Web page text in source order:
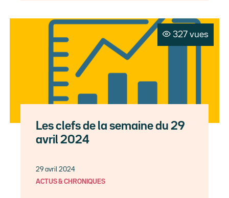
327 vues
Les clefs de la semaine du 29
avril 2024
29 avril 2024
ACTUS & CHRONIQUES